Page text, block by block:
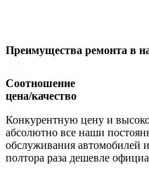
Преимущества ремонта в
Соотношение
цена/качество
Конкурентную цену и
абсолютно все наши
обслуживания автомобилей
полтора раза дешевле